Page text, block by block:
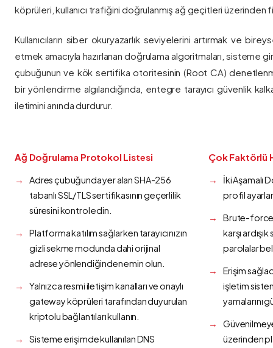
köprüleri, kullanıcı trafiğini doğrulanmış ağ geçitleri üzerinden
Kullanıcıların siber okuryazarlık seviyelerini artırmak ve
etmek amacıyla hazırlanan doğrulama algoritmaları, sisteme
çubuğunun ve kök sertifika otoritesinin (Root CA)
bir yönlendirme algılandığında, entegre tarayıcı güvenlik
iletimini anında durdurur.
Ağ Doğrulama Protokol Listesi
Adres çubuğunda yer alan SHA-256
tabanlı SSL/TLS sertifikasının geçerlilik
süresini kontrol edin.
Platforma katılım sağlarken tarayıcınızın
gizli sekme modunda dahi orijinal
adrese yönlendiğinden emin olun.
Yalnızca resmi iletişim kanalları ve onaylı
gateway köprüleri tarafından duyurulan
kriptolu bağlantıları kullanın.
Sisteme erişimde kullanılan DNS
Çok Faktörlü
İki Aşamalı
profil
Brute-force
karşı
parolalar
Erişim
işletim
yamalarını
üzerinden